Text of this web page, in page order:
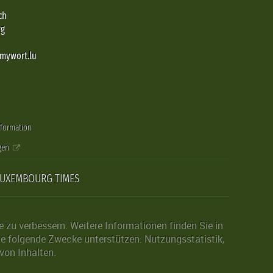
TIMES
verbessern. Weitere Informationen finden Sie in
folgende Zwecke unterstützen: Nutzungsstatistik,
Inhalten.